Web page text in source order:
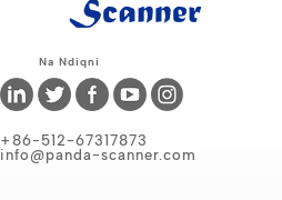
Na Ndiqni
+86-512-67317873
info@panda-scanner.com